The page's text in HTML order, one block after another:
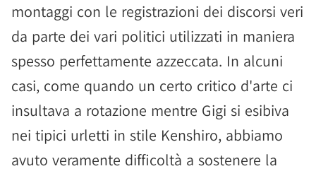
montaggi con le registrazioni dei discorsi veri
da parte dei vari politici utilizzati in maniera
spesso perfettamente azzeccata. In alcuni
casi, come quando un certo critico d'arte ci
insultava a rotazione mentre Gigi si esibiva
nei tipici urletti in stile Kenshiro, abbiamo
avuto veramente difficoltà a sostenere la